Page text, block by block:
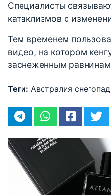
Специалисты
катаклизмов с
Тем временем
видео, на котором
заснеженным
Теги: Австралия снегопад